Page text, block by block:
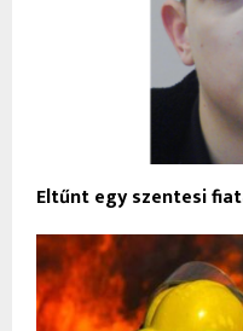
Eltűnt egy szentesi